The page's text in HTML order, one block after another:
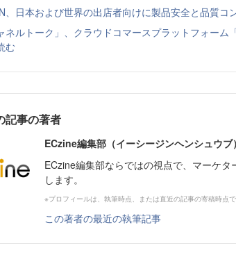
、日本および世界の出店者向けに製品安全と品質コ
ネルトーク」、クラウドコマースプラットフォーム
む
記事の著者
ECzine編集部（イーシージンヘンシュウブ）
ECzine編集部ならではの視点で、マーケ
します。
※プロフィールは、執筆時点、または直近の記事の寄稿時点
この著者の最近の執筆記事